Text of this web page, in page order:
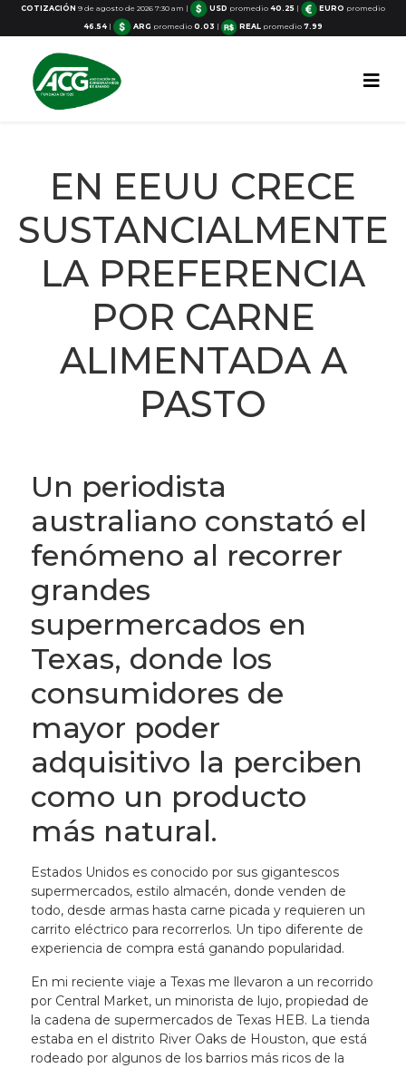
COTIZACIÓN 9 de agosto de 2026 7:30 am | USD promedio40.25 | EURO promedio
46.54 | ARG promedio 0.03 | REALpromedio 7.99
EN EEUU CRECE
SUSTANCIALMENTE
LA PREFERENCIA
POR CARNE
ALIMENTADA A
PASTO
Un periodista
australiano constató el
fenómeno al recorrer
grandes
supermercados en
Texas, donde los
consumidores de
mayor poder
adquisitivo la perciben
como un producto
más natural.
Estados Unidos es conocido por sus gigantescos
supermercados, estilo almacén, donde venden de
todo, desde armas hasta carne picada y requieren un
carrito eléctrico para recorrerlos. Un tipo diferente de
experiencia de compra está ganando popularidad.
En mi reciente viaje a Texas me llevaron a un recorrido
por Central Market, un minorista de lujo, propiedad de
la cadena de supermercados de Texas HEB. La tienda
estaba en el distrito River Oaks de Houston, que está
rodeado por algunos de los barrios más ricos de la